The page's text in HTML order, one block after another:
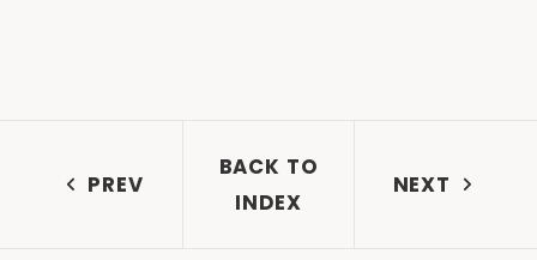
PREV
BACK TO
INDEX
NEXT